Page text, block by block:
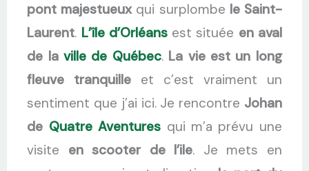
pont majestueuxqui surplombe le Saint-
Laurent. L’île d’Orléansest située en aval
de laville de Québec. La vie est un long
fleuve tranquille et c’est vraiment un
sentiment que j’ai ici. Je rencontre Johan
de Quatre Aventures qui m’a prévu une
visite en scooter de l’ile. Je mets en